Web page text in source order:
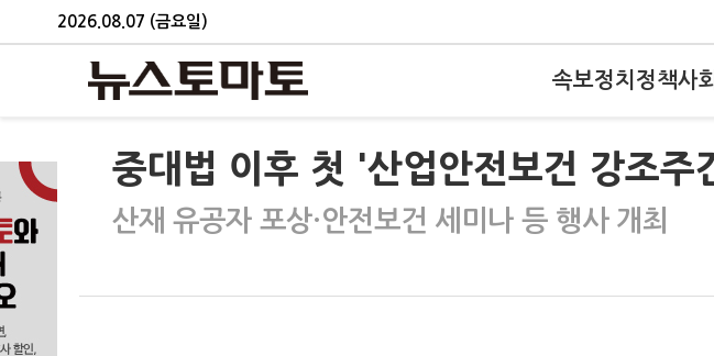
2026.08.07 (금요일)
속보정치 정책사회
중대법 이후 첫 '산업안전보건 강조주
산재 유공자 포상·안전보건 세미나 등 행사 개최